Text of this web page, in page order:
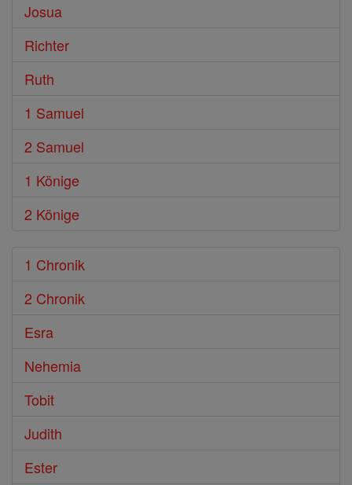
Josua
Richter
Ruth
1 Samuel
2 Samuel
1 Könige
2 Könige
1 Chronik
2 Chronik
Esra
Nehemia
Tobit
Judith
Ester